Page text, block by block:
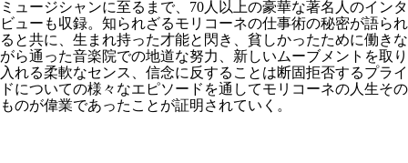
ミュージシャンに至るまで、70人以上の豪華な著名人のインタ
ビューも収録。知られざるモリコーネの仕事術の秘密が語られ
ると共に、生まれ持った才能と閃き、貧しかったために働きな
がら通った音楽院での地道な努力、新しいムーブメントを取り
入れる柔軟なセンス、信念に反することは断固拒否するプライ
ドについての様々なエピソードを通してモリコーネの人生その
ものが偉業であったことが証明されていく。